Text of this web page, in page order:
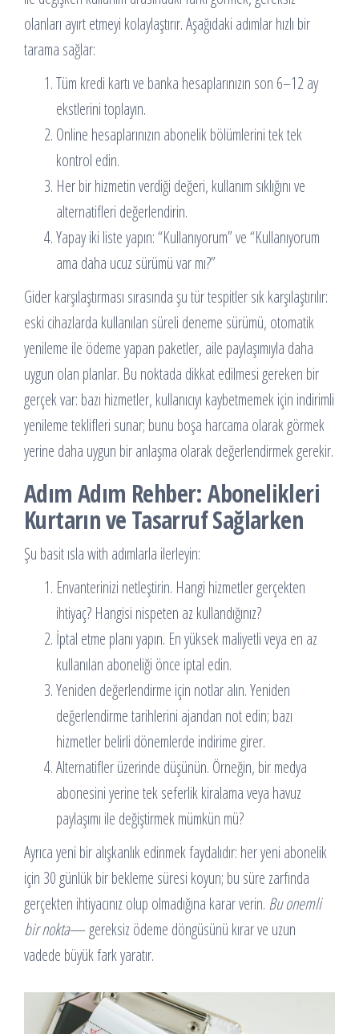
olanları ayırt etmeyi kolaylaştırır. Aşağıdaki adımlar hızlı bir
tarama sağlar:
Tüm kredi kartı ve banka hesaplarınızın son 6–12 ay
ekstlerini toplayın.
Online hesaplarınızın abonelik bölümlerini tek tek
kontrol edin.
Her bir hizmetin verdiği değeri, kullanım sıklığını ve
alternatifleri değerlendirin.
Yapay iki liste yapın: “Kullanıyorum” ve “Kullanıyorum
ama daha ucuz sürümü var mı?”
Gider karşılaştırması sırasında şu tür tespitler sık karşılaştırılır:
eski cihazlarda kullanılan süreli deneme sürümü, otomatik
yenileme ile ödeme yapan paketler, aile paylaşımıyla daha
uygun olan planlar. Bu noktada dikkat edilmesi gereken bir
gerçek var: bazı hizmetler, kullanıcıyı kaybetmemek için indirimli
yenileme teklifleri sunar; bunu boşa harcama olarak görmek
yerine daha uygun bir anlaşma olarak değerlendirmek gerekir.
Adım Adım Rehber: Abonelikleri
Kurtarın ve Tasarruf Sağlarken
Şu basit ısla with adımlarla ilerleyin:
Envanterinizi netleştirin. Hangi hizmetler gerçekten
ihtiyaç? Hangisi nispeten az kullandığınız?
İptal etme planı yapın. En yüksek maliyetli veya en az
kullanılan aboneliği önce iptal edin.
Yeniden değerlendirme için notlar alın. Yeniden
değerlendirme tarihlerini ajandan not edin; bazı
hizmetler belirli dönemlerde indirime girer.
Alternatifler üzerinde düşünün. Örneğin, bir medya
abonesini yerine tek seferlik kiralama veya havuz
paylaşımı ile değiştirmek mümkün mü?
Ayrıca yeni bir alışkanlık edinmek faydalıdır: her yeni abonelik
için 30 günlük bir bekleme süresi koyun; bu süre zarfında
gerçekten ihtiyacınız olup olmadığına karar verin. Bu onemli
bir nokta— gereksiz ödeme döngüsünü kırar ve uzun
vadede büyük fark yaratır.